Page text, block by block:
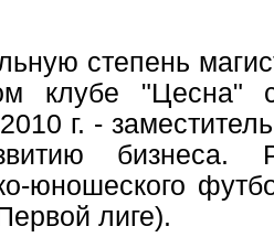
степень
клубе "Цесна"
г. -
бизнеса.
юношеского
лиге).